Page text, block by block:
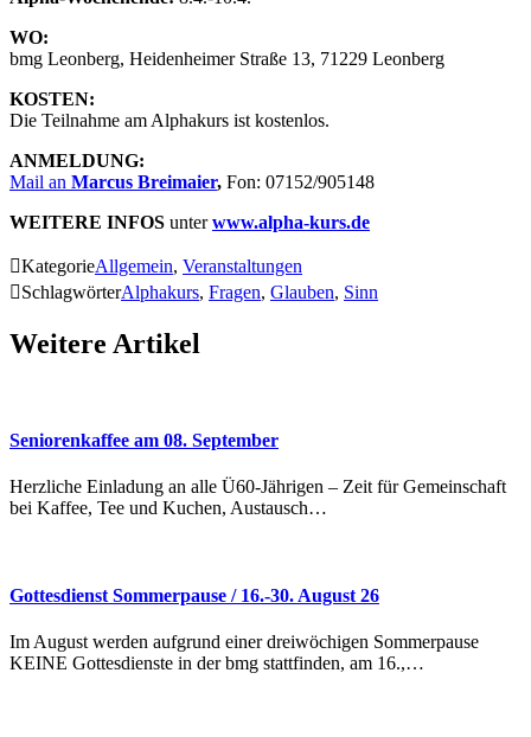
WO:
bmg Leonberg, Heidenheimer Straße 13, 71229 Leonberg
KOSTEN:
Die Teilnahme am Alphakurs ist kostenlos.
ANMELDUNG:
Mail an Marcus Breimaier, Fon: 07152/905148
WEITERE INFOS unter www.alpha-kurs.de
KategorieAllgemein, Veranstaltungen
SchlagwörterAlphakurs, Fragen, Glauben, Sinn
Weitere Artikel
Seniorenkaffee am 08. September
Herzliche Einladung an alle Ü60-Jährigen – Zeit für Gemeinschaft
bei Kaffee, Tee und Kuchen, Austausch…
Gottesdienst Sommerpause / 16.-30. August 26
Im August werden aufgrund einer dreiwöchigen Sommerpause
KEINE Gottesdienste in der bmg stattfinden, am 16.,…